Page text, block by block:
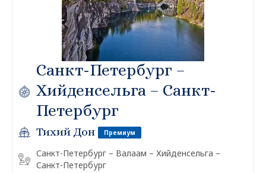
Санкт-Петербург –
Хийденсельга – Санкт-
Петербург
Тихий Дон Премиум
Санкт-Петербург – Валаам – Хийденсельга –
Санкт-Петербург